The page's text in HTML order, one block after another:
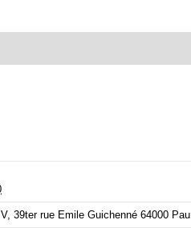
39ter rue Emile Guichenné 64000 Pau